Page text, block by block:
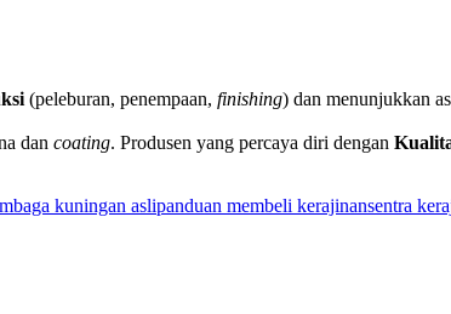
(peleburan, penempaan, finishing) dan menunjukkan
dan coating. Produsen yang percaya diri dengan
kuningan aslipanduan membeli kerajinansentra